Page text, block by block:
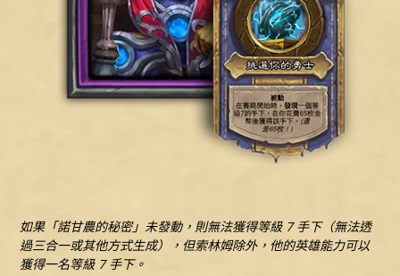
如果「諾甘農的秘密」未發動，則無法獲得等級 7 手下（無法透
過三合一或其他方式生成），但索林姆除外，他的英雄能力可以
獲得一名等級 7 手下。